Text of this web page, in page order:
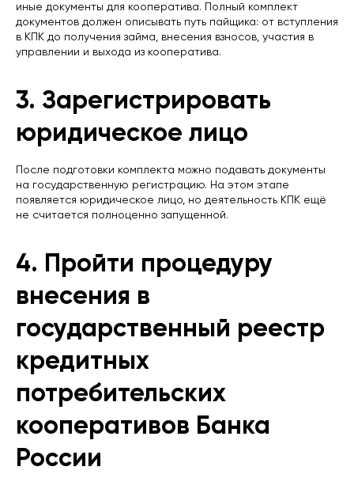
иные документы для кооператива. Полный комплект
документов должен описывать путь пайщика: от вступления
в КПК до получения займа, внесения взносов, участия в
управлении и выхода из кооператива.
3. Зарегистрировать
юридическое лицо
После подготовки комплекта можно подавать документы
на государственную регистрацию. На этом этапе
появляется юридическое лицо, но деятельность КПК ещё
не считается полноценно запущенной.
4. Пройти процедуру
внесения в
государственный реестр
кредитных
потребительских
кооперативов Банка
России